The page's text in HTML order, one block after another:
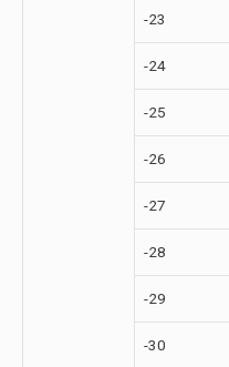
-23
-24
-25
-26
-27
-28
-29
-30